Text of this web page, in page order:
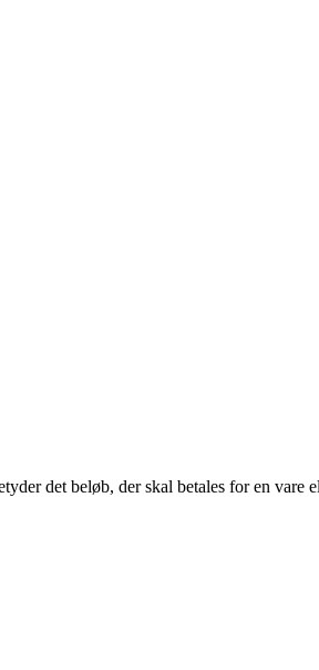
det beløb, der skal betales for en